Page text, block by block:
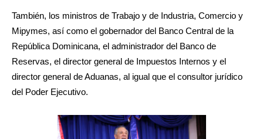
También, los ministros de Trabajo y de Industria, Comercio y
Mipymes, así como el gobernador del Banco Central de la
República Dominicana, el administrador del Banco de
Reservas, el director general de Impuestos Internos y el
director general de Aduanas, al igual que el consultor jurídico
del Poder Ejecutivo.